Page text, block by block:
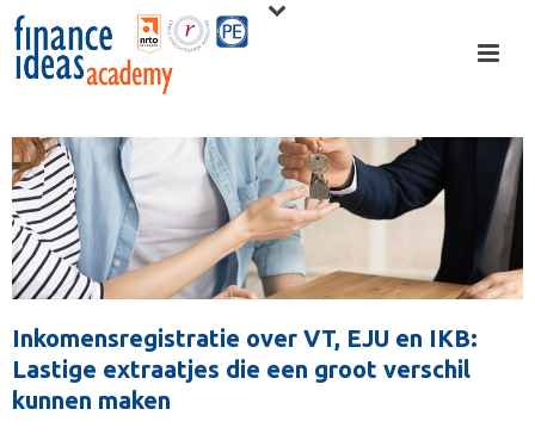
Inkomensregistratie over VT, EJU en IKB:
Lastige extraatjes die een groot verschil
kunnen maken